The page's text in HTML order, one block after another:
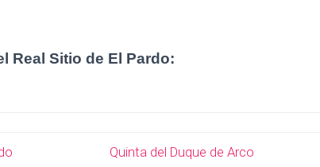
Real Sitio de El Pardo:
Quinta del Duque de Arco